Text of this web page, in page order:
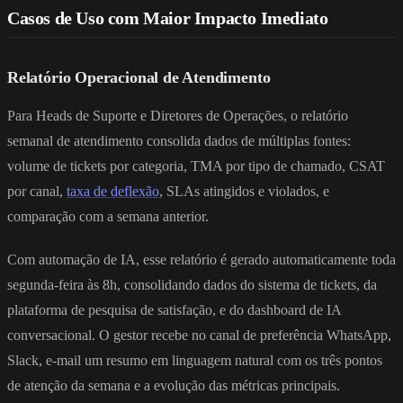
Casos de Uso com Maior Impacto Imediato
Relatório Operacional de Atendimento
Para Heads de Suporte e Diretores de Operações, o relatório
semanal de atendimento consolida dados de múltiplas fontes:
volume de tickets por categoria, TMA por tipo de chamado, CSAT
por canal, taxa de deflexão, SLAs atingidos e violados, e
comparação com a semana anterior.
Com automação de IA, esse relatório é gerado automaticamente toda
segunda-feira às 8h, consolidando dados do sistema de tickets, da
plataforma de pesquisa de satisfação, e do dashboard de IA
conversacional. O gestor recebe no canal de preferência WhatsApp,
Slack, e-mail um resumo em linguagem natural com os três pontos
de atenção da semana e a evolução das métricas principais.